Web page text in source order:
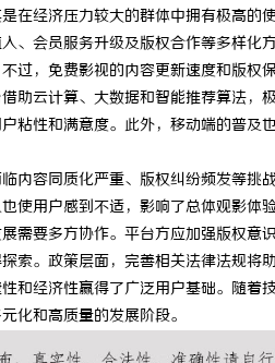
在经济压力较大的群体中拥有极高的
、会员服务升级及版权合作等多样
过，免费影视的内容更新速度和版权
助云计算、大数据和智能推荐算法
粘性和满意度。此外，移动端的普
内容同质化严重、版权纠纷频发等
使用户感到不适，影响了总体观影体
需要多方协作。平台方应加强版权
索。政策层面，完善相关法律法规将
和经济性赢得了广泛用户基础。随
化和高质量的发展阶段。